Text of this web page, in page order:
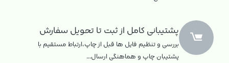
پشتیبانی کامل از ثبت تا تحویل سفارش
بررسی و تنظیم فایل ها قبل از چاپ،ارتباط مستقیم با
پشتیبان چاپ و هماهنگی ارسال...